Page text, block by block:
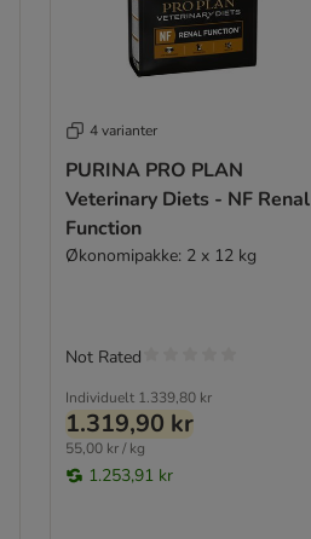
4 varianter
PURINA PRO PLAN
Veterinary Diets - NF Renal
Function
Økonomipakke: 2 x 12 kg
Individuelt 1.339,80 kr
1.319,90 kr
55,00 kr / kg
1.253,91 kr
Not Rated